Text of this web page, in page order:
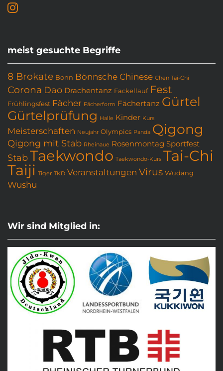
meist gesuchte Begriffe
8 Brokate Bonn Bönnsche Chinese Chen Tai-Chi
Corona Dao Drachentanz Fackellauf Fest
Frühlingsfest Fächer Fächerform Fächertanz Gürtel
Gürtelprüfung Halle Kinder Kurs
Meisterschaften Neujahr Olympics Panda Qigong
Qigong mit Stab Rheinaue Rosenmontag Sportfest
StabTaekwondo Taekwondo-Kurs Tai-Chi
Taiji Tiger TKD Veranstaltungen Virus Wudang
Wushu
Wir sind Mitglied in: